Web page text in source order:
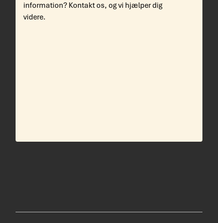
information? Kontakt os, og vi hjælper dig
videre.